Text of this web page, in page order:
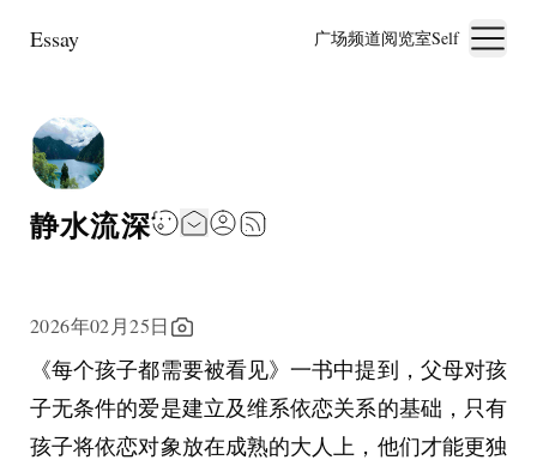
Essay 广场频道阅览室Self
静水流深
2026年02月25日
《每个孩子都需要被看见》一书中提到，父母对孩
子无条件的爱是建立及维系依恋关系的基础，只有
孩子将依恋对象放在成熟的大人上，他们才能更独